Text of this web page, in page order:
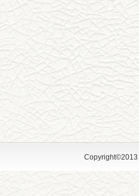
Copyright©2013